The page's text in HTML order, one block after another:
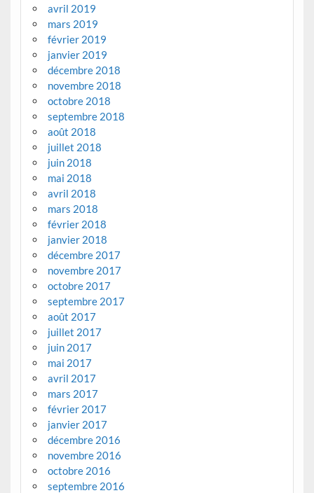
avril 2019
mars 2019
février 2019
janvier 2019
décembre 2018
novembre 2018
octobre 2018
septembre 2018
août 2018
juillet 2018
juin 2018
mai 2018
avril 2018
mars 2018
février 2018
janvier 2018
décembre 2017
novembre 2017
octobre 2017
septembre 2017
août 2017
juillet 2017
juin 2017
mai 2017
avril 2017
mars 2017
février 2017
janvier 2017
décembre 2016
novembre 2016
octobre 2016
septembre 2016